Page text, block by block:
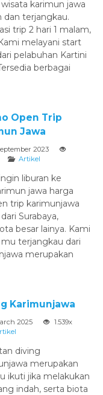
karimun jawa
dan terjangkau.
trip 2 hari 1 malam,
melayani start
pelabuhan Kartini
berbagai
Open Trip
Jawa
2023
Artikel
liburan ke
jawa harga
trip karimunjawa
Surabaya,
besar lainya. Kami
terjangkau dari
merupakan
Karimunjawa
2025
1.539x
diving
merupakan
ikuti jika melakukan
indah, serta biota